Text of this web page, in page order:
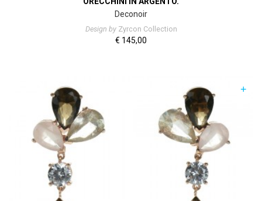
Deconoir
Design byZyrcon Collection
€ 145,00
+